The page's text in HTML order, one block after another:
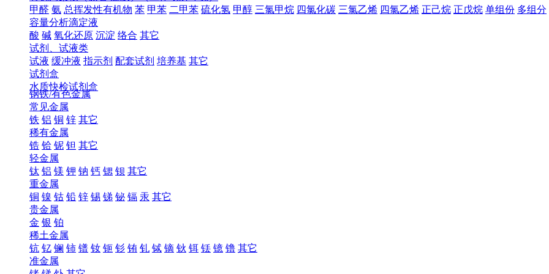
甲醛 氨 总挥发性有机物 苯 甲苯 二甲苯 硫化氢 甲醇 三氯甲烷 四氯化碳 三氯乙烯 四氯乙烯 正己烷 正戊烷 单组份 多组分
容量分析滴定液
酸 碱 氧化还原 沉淀 络合 其它
试剂、试液类
试液 缓冲液 指示剂 配套试剂 培养基 其它
试剂盒
水质快检试剂盒
钢铁/有色金属
常见金属
铁 铝 铜 锌 其它
稀有金属
锆 铪 铌 钽 其它
轻金属
钛 铝 镁 钾 钠 钙 锶 钡 其它
重金属
铜 镍 钴 铅 锌 锡 锑 铋 镉 汞 其它
贵金属
金 银 铂
稀土金属
钪 钇 镧 铈 镨 钕 钷 钐 铕 钆 铽 镝 钬 铒 铥 镱 镥 其它
准金属